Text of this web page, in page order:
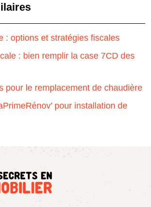
: options et stratégies fiscales
: bien remplir la case 7CD des
pour le remplacement de chaudière
pour installation de